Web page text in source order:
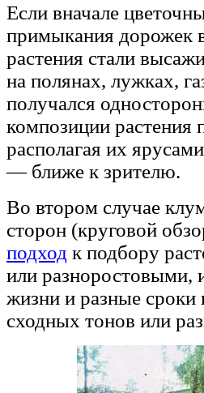
Если вначале
примыкания дорожек
растения стали
на полянах, лужках,
получался
композиции растения
располагая их
— ближе к зрителю.
Во втором случае
сторон (круговой
подход к подбору
или разноростовыми,
жизни и разные сроки
сходных тонов или